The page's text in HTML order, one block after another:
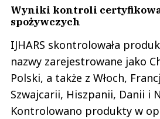
Wyniki kontroli
spożywczych
IJHARS skontrolowała
nazwy zarejestrowane jako
Polski, a także z Włoch,
Szwajcarii, Hiszpanii, Danii i
Kontrolowano produkty w